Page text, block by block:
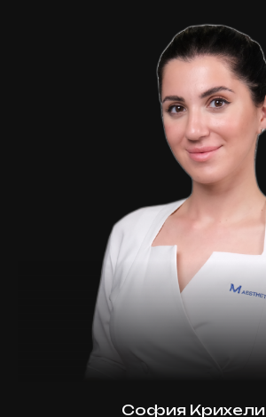
София Крихели